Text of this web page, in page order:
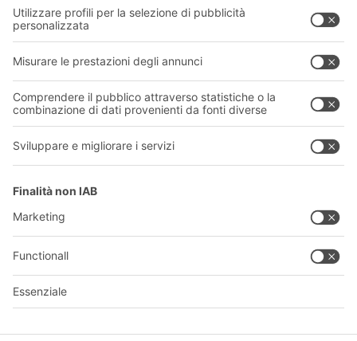
Chi siamo
La nostra rete globale
A BIT O
YOUR LIFE.
011 9063242
© 2026 BITO-Lagertechnik Bittmann GmbH
Questa offerta è destinata all'industria, all'artigianato, al